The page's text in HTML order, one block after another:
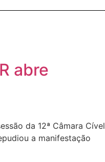
abre
da 12ª Câmara Cível
a manifestação